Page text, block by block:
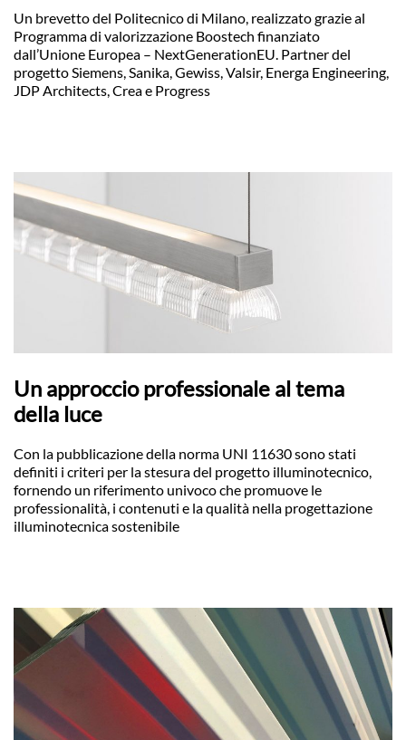
Un brevetto del Politecnico di Milano, realizzato grazie al
Programma di valorizzazione Boostech finanziato
dall’Unione Europea – NextGenerationEU. Partner del
progetto Siemens, Sanika, Gewiss, Valsir, Energa Engineering,
JDP Architects, Crea e Progress
Un approccio professionale al tema
della luce
Con la pubblicazione della norma UNI 11630 sono stati
definiti i criteri per la stesura del progetto illuminotecnico,
fornendo un riferimento univoco che promuove le
professionalità, i contenuti e la qualità nella progettazione
illuminotecnica sostenibile